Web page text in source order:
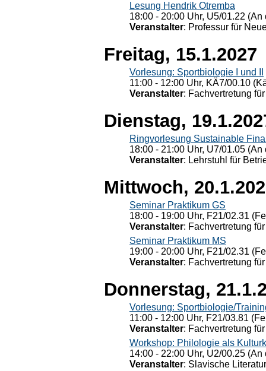
Lesung Hendrik Otremba
18:00 - 20:00 Uhr, U5/01.22
Veranstalter: Professur für
Freitag, 15.1.2027
Vorlesung: Sportbiologie I und II
11:00 - 12:00 Uhr, KÄ7/00.10
Veranstalter: Fachvertretung
Dienstag,
Ringvorlesung Sustainable
18:00 - 21:00 Uhr, U7/01.05
Veranstalter: Lehrstuhl für
Mittwoch,
Seminar Praktikum GS
18:00 - 19:00 Uhr, F21/02.31
Veranstalter: Fachvertretung
Seminar Praktikum MS
19:00 - 20:00 Uhr, F21/02.31
Veranstalter: Fachvertretung
Donnerstag,
Vorlesung: Sportbiologie/
11:00 - 12:00 Uhr, F21/03.81
Veranstalter: Fachvertretung
Workshop: Philologie als
14:00 - 22:00 Uhr, U2/00.25
Veranstalter: Slavische